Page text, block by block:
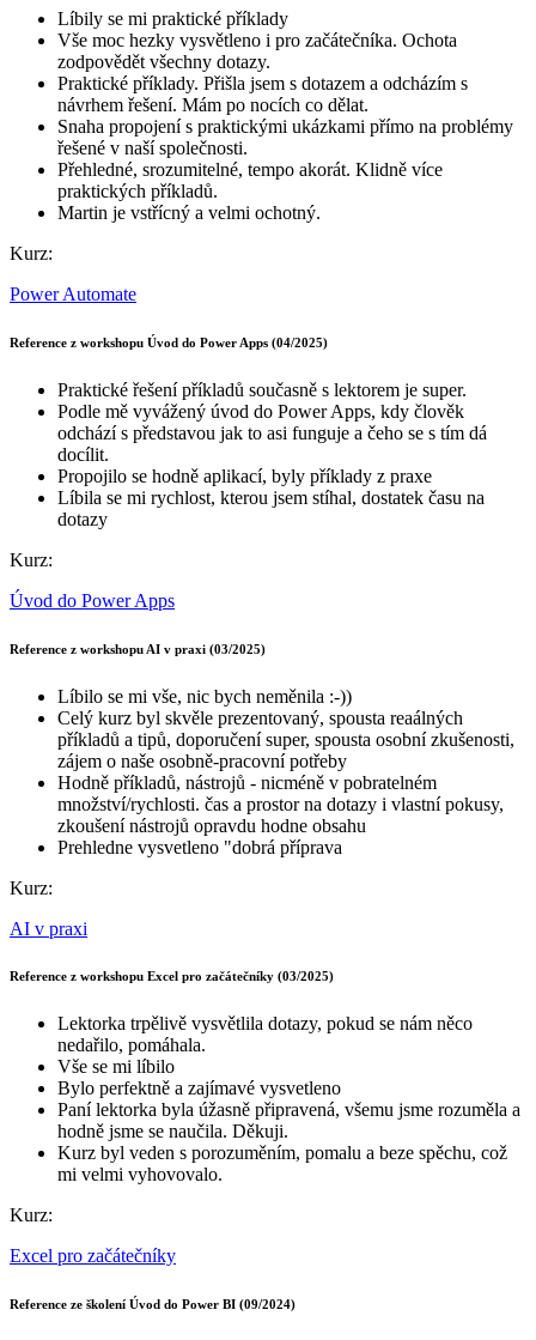
Líbily se mi praktické příklady
Vše moc hezky vysvětleno i pro začátečníka. Ochota
zodpovědět všechny dotazy.
Praktické příklady. Přišla jsem s dotazem a odcházím s
návrhem řešení. Mám po nocích co dělat.
Snaha propojení s praktickými ukázkami přímo na problémy
řešené v naší společnosti.
Přehledné, srozumitelné, tempo akorát. Klidně více
praktických příkladů.
Martin je vstřícný a velmi ochotný.
Kurz:
Power Automate
Reference z workshopu Úvod do Power Apps (04/2025)
Praktické řešení příkladů současně s lektorem je super.
Podle mě vyvážený úvod do Power Apps, kdy člověk
odchází s představou jak to asi funguje a čeho se s tím dá
docílit.
Propojilo se hodně aplikací, byly příklady z praxe
Líbila se mi rychlost, kterou jsem stíhal, dostatek času na
dotazy
Kurz:
Úvod do Power Apps
Reference z workshopu AI v praxi (03/2025)
Líbilo se mi vše, nic bych neměnila :-))
Celý kurz byl skvěle prezentovaný, spousta reaálných
příkladů a tipů, doporučení super, spousta osobní zkušenosti,
zájem o naše osobně-pracovní potřeby
Hodně příkladů, nástrojů - nicméně v pobratelném
množství/rychlosti. čas a prostor na dotazy i vlastní pokusy,
zkoušení nástrojů opravdu hodne obsahu
Prehledne vysvetleno "dobrá příprava
Kurz:
AI v praxi
Reference z workshopu Excel pro začátečníky (03/2025)
Lektorka trpělivě vysvětlila dotazy, pokud se nám něco
nedařilo, pomáhala.
Vše se mi líbilo
Bylo perfektně a zajímavé vysvetleno
Paní lektorka byla úžasně připravená, všemu jsme rozuměla a
hodně jsme se naučila. Děkuji.
Kurz byl veden s porozuměním, pomalu a beze spěchu, což
mi velmi vyhovovalo.
Kurz:
Excel pro začátečníky
Reference ze školení Úvod do Power BI (09/2024)